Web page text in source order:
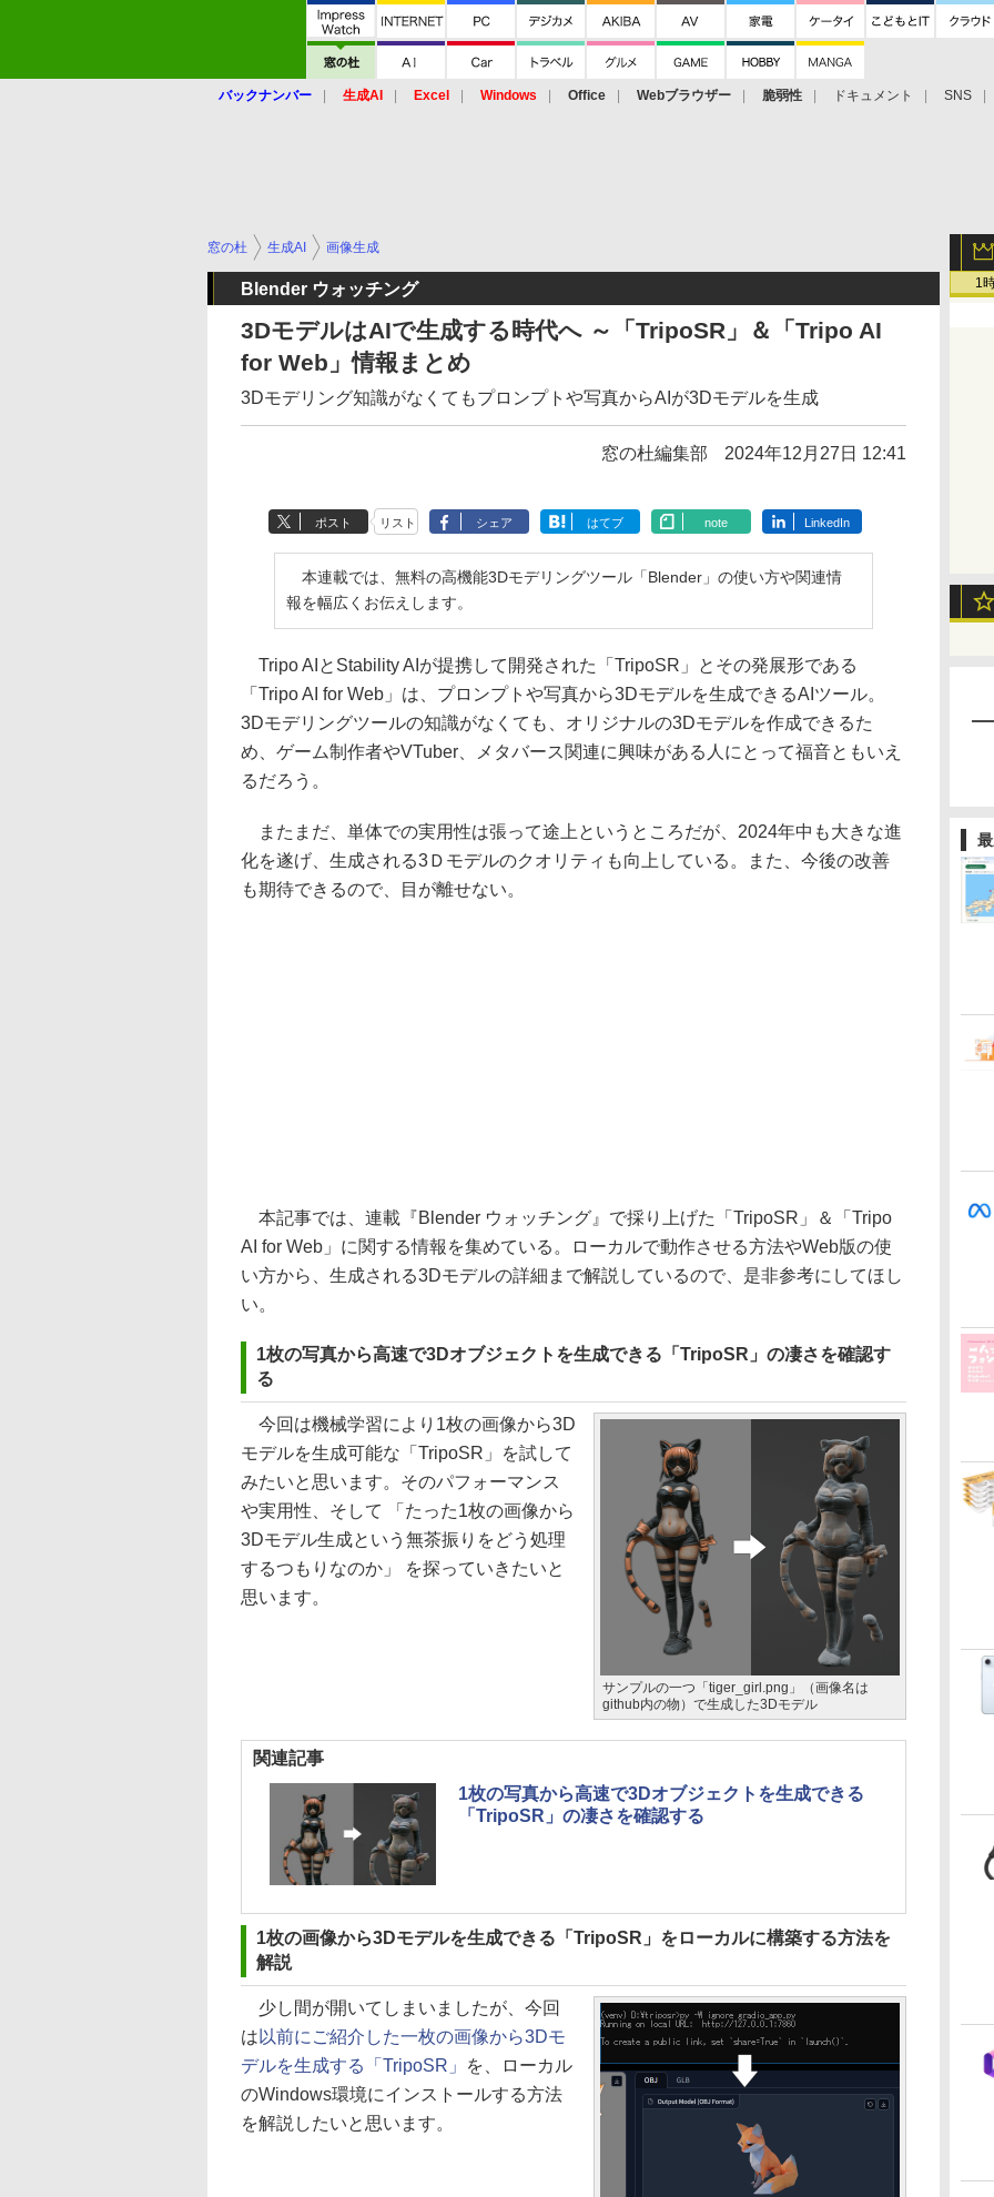
バックナンバー 生成AI Excel Windows Office Webブラウザー 脆弱性 ドキュメント SNS
1
窓の杜 生成AI 画像生成
Blender ウォッチング
3DモデルはAIで生成する時代へ ～「TripoSR」＆「Tripo AI
for Web」情報まとめ
3Dモデリング知識がなくてもプロンプトや写真からAIが3Dモデルを生成
窓の杜編集部 2024年12月27日 12:41
ポスト リスト シェア はてブ note LinkedIn
本連載では、無料の高機能3Dモデリングツール「Blender」の使い方や関連情
報を幅広くお伝えします。
Tripo AIとStability AIが提携して開発された「TripoSR」とその発展形である
「Tripo AI for Web」は、プロンプトや写真から3Dモデルを生成できるAIツール。
3Dモデリングツールの知識がなくても、オリジナルの3Dモデルを作成できるた
め、ゲーム制作者やVTuber、メタバース関連に興味がある人にとって福音ともいえ
るだろう。
またまだ、単体での実用性は張って途上というところだが、2024年中も大きな進
化を遂げ、生成される3Ｄモデルのクオリティも向上している。また、今後の改善
も期待できるので、目が離せない。
本記事では、連載『Blender ウォッチング』で採り上げた「TripoSR」＆「Tripo
AI for Web」に関する情報を集めている。ローカルで動作させる方法やWeb版の使
い方から、生成される3Dモデルの詳細まで解説しているので、是非参考にしてほし
い。
1枚の写真から高速で3Dオブジェクトを生成できる「TripoSR」の凄さを確認す
る
サンプルの一つ「tiger_girl.png」（画像名は
github内の物）で生成した3Dモデル
今回は機械学習により1枚の画像から3D
モデルを生成可能な「TripoSR」を試して
みたいと思います。そのパフォーマンス
や実用性、そして 「たった1枚の画像から
3Dモデル生成という無茶振りをどう処理
するつもりなのか」 を探っていきたいと
思います。
関連記事
1枚の写真から高速で3Dオブジェクトを生成できる
「TripoSR」の凄さを確認する
1枚の画像から3Dモデルを生成できる「TripoSR」をローカルに構築する方法を
解説
少し間が開いてしまいましたが、今回
は 以前にご紹介した一枚の画像から3Dモ
デルを生成する「TripoSR」
を、ローカル
のWindows環境にインストールする方法
を解説したいと思います。